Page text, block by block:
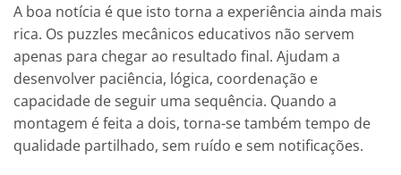
A boa notícia é que isto torna a experiência ainda mais
rica. Os puzzles mecânicos educativos não servem
apenas para chegar ao resultado final. Ajudam a
desenvolver paciência, lógica, coordenação e
capacidade de seguir uma sequência. Quando a
montagem é feita a dois, torna-se também tempo de
qualidade partilhado, sem ruído e sem notificações.